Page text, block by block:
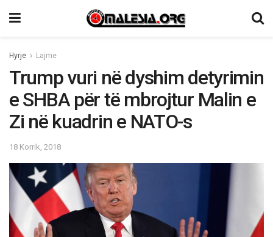
Hyrje Lajme
Trump vuri në dyshim detyrimin
e SHBA për të mbrojtur Malin e
Zi në kuadrin e NATO-s
18 Korrik, 2018